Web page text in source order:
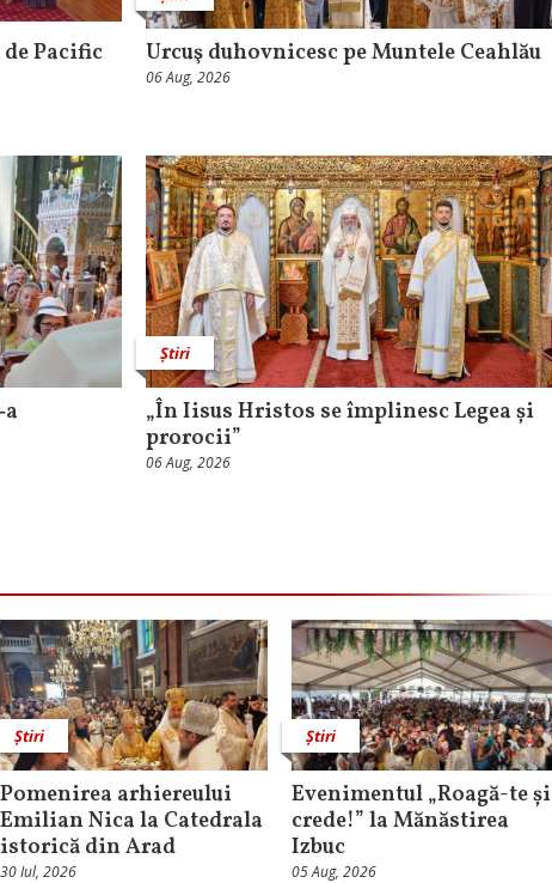
Pacific
Urcuş duhovnicesc pe Muntele Ceahlău
06 Aug, 2026
Știri
„În Iisus Hristos se împlinesc Legea și
prorocii”
06 Aug, 2026
Știri
Pomenirea arhiereului
Emilian Nica la Catedrala
istorică din Arad
30 Iul, 2026
Știri
Evenimentul „Roagă-te și
crede!” la Mănăstirea
Izbuc
05 Aug, 2026